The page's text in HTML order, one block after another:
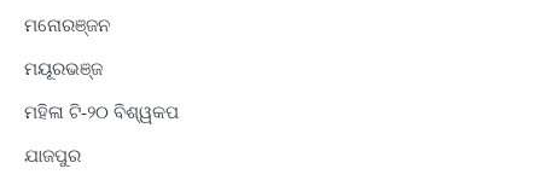
ମନୋରଞ୍ଜନ
ମୟୂରଭଞ୍ଜ
ମହିଳା ଟି-୨୦ ବିଶ୍ୱକପ
ଯାଜପୁର